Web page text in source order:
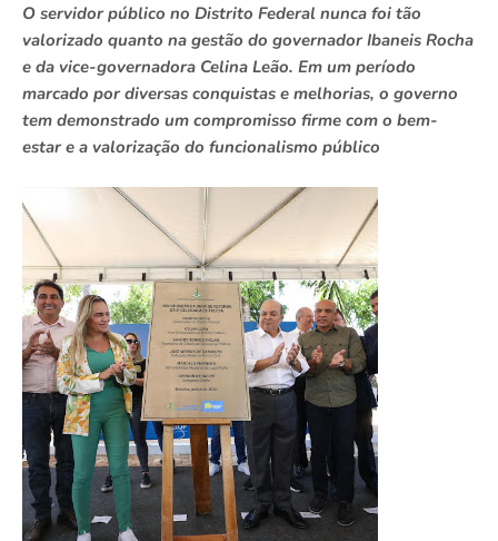
O servidor público no Distrito Federal nunca foi tão
valorizado quanto na gestão do governador Ibaneis Rocha
e da vice-governadora Celina Leão. Em um período
marcado por diversas conquistas e melhorias, o governo
tem demonstrado um compromisso firme com o bem-
estar e a valorização do funcionalismo público